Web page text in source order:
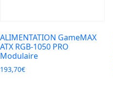
ALIMENTATION GameMAX
ATX RGB-1050 PRO
Modulaire
193,70€